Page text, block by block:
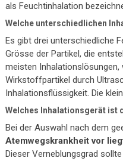
als Feuchtinhalation
Welche unterschiedlichen
Es gibt drei unterschiedliche
Grösse der Partikel, die
meisten Inhalationslösungen,
Wirkstoffpartikel durch
Inhalationsflüssigkeit. Die
Welches Inhalationsgerät ist
Bei der Auswahl nach dem
Atemwegskrankheit vor
Dieser Verneblungsgrad